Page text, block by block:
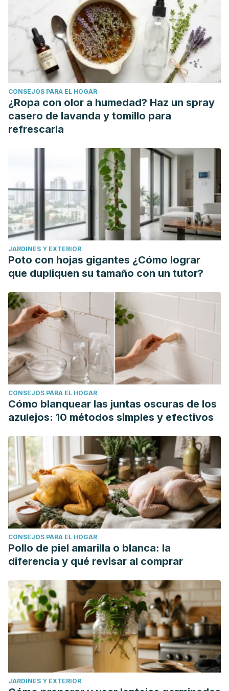
Sports. https://bigdatasports.media/2021/12/27/como-
funciona-la-inteligencia-artificial-que-utilizada-por-el-
boca-de-alfaro-y-la-seleccion-ecuador/
Qué es el modelo xG: cómo funciona el sistema de "goles
esperados" de Sportec Solutions. Bundesliga.
https://www.bundesliga.com/es/bundesliga/noticias/goles-
esperados-xg-sistema-que-es-como-funciona-sportec-
solutions-liga-alemana-5580
Whitmore, J. ¿Qué son las Expected Assists (xA)? The
xa/
CONSEJOS PARA EL HOGAR
¿Ropa con olor a humedad? Haz un spray
casero de lavanda y tomillo para
refrescarla
JARDINES Y EXTERIOR
Poto con hojas gigantes ¿Cómo lograr
que dupliquen su tamaño con un tutor?
CONSEJOS PARA EL HOGAR
Cómo blanquear las juntas oscuras de los
azulejos: 10 métodos simples y efectivos
CONSEJOS PARA EL HOGAR
Pollo de piel amarilla o blanca: la
diferencia y qué revisar al comprar
JARDINES Y EXTERIOR